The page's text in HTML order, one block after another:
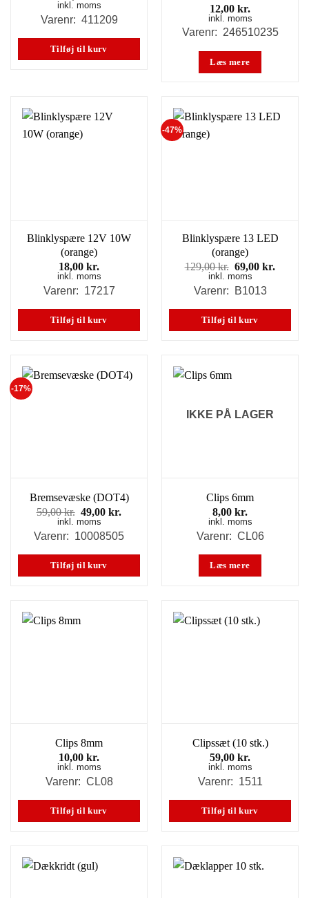
inkl. moms
Varenr: 411209
Tilføj til kurv
12,00 kr.
inkl. moms
Varenr: 246510235
Læs mere
Blinklyspære 12V 10W
(orange)
18,00 kr.
inkl. moms
Varenr: 17217
Tilføj til kurv
-47%
Blinklyspære 13 LED
(orange)
129,00kr. Den
oprindelige
pris
129,00 kr..
69,00kr.
69,00
inkl. moms
Varenr: B1013
Tilføj til kurv
-17%
Bremsevæske (DOT4)
59,00kr. Den
oprindelige
pris
59,00 kr..
49,00kr.
pris
49,00 kr..
inkl. moms
Varenr: 10008505
Tilføj til kurv
IKKE PÅ LAGER
Clips 6mm
8,00 kr.
inkl. moms
Varenr: CL06
Læs mere
Clips 8mm
10,00 kr.
inkl. moms
Varenr: CL08
Tilføj til kurv
Clipssæt (10 stk.)
59,00 kr.
inkl. moms
Varenr: 1511
Tilføj til kurv